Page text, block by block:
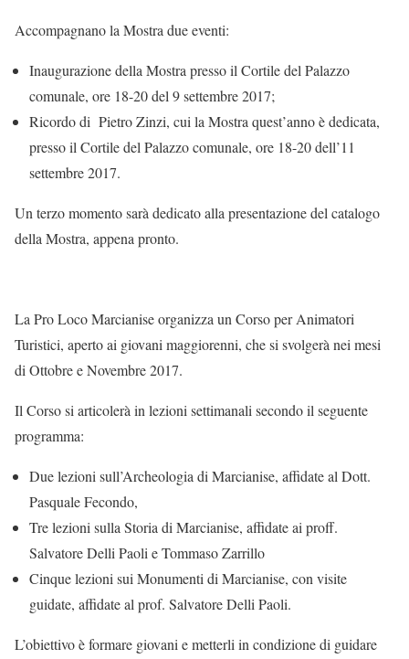
Accompagnano la Mostra due eventi:
Inaugurazione della Mostra presso il Cortile del Palazzo
comunale, ore 18-20 del 9 settembre 2017;
Ricordo di Pietro Zinzi, cui la Mostra quest’anno è dedicata,
presso il Cortile del Palazzo comunale, ore 18-20 dell’11
settembre 2017.
Un terzo momento sarà dedicato alla presentazione del catalogo
della Mostra, appena pronto.
La Pro Loco Marcianise organizza un Corso per Animatori
Turistici, aperto ai giovani maggiorenni, che si svolgerà nei mesi
di Ottobre e Novembre 2017.
Il Corso si articolerà in lezioni settimanali secondo il seguente
programma:
Due lezioni sull’Archeologia di Marcianise, affidate al Dott.
Pasquale Fecondo,
Tre lezioni sulla Storia di Marcianise, affidate ai proff.
Salvatore Delli Paoli e Tommaso Zarrillo
Cinque lezioni sui Monumenti di Marcianise, con visite
guidate, affidate al prof. Salvatore Delli Paoli.
L’obiettivo è formare giovani e metterli in condizione di guidare